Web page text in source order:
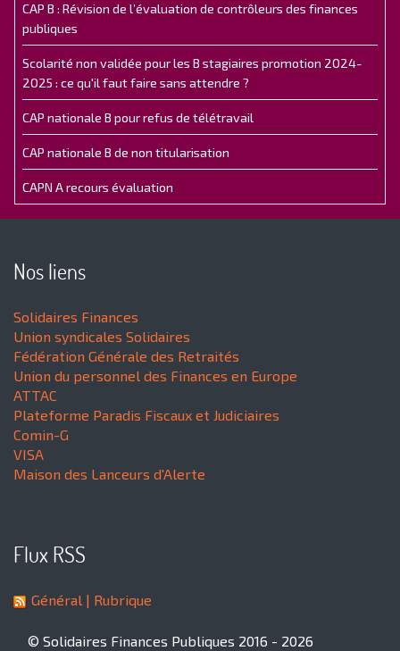
CAP B : Révision de l’évaluation de contrôleurs des finances
publiques
Scolarité non validée pour les B stagiaires promotion 2024-
2025 : ce qu'il faut faire sans attendre ?
CAP nationale B pour refus de télétravail
CAP nationale B de non titularisation
CAPN A recours évaluation
Nos liens
Solidaires Finances
Union syndicales Solidaires
Fédération Générale des Retraités
Union du personnel des Finances en Europe
ATTAC
Plateforme Paradis Fiscaux et Judiciaires
Comin-G
VISA
Maison des Lanceurs d'Alerte
Flux RSS
Général | Rubrique
© Solidaires Finances Publiques 2016 - 2026